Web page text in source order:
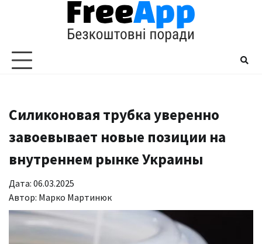
Силиконовая трубка уверенно
завоевывает новые позиции на
внутреннем рынке Украины
Дата: 06.03.2025
Автор: Марко Мартинюк